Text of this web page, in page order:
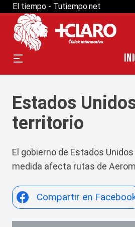
El tiempo - Tutiempo.net
Estados
territorio
El gobierno de Estados
medida afecta rutas de
Compartir en